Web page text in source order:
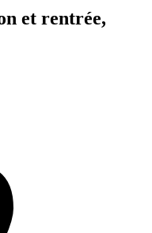
et rentrée,